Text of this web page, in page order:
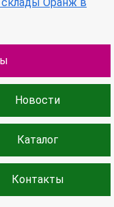
Новости
Каталог
Контакты